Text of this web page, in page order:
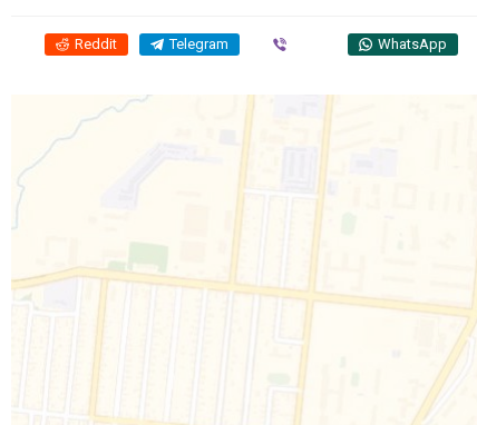
Reddit Telegram WhatsApp